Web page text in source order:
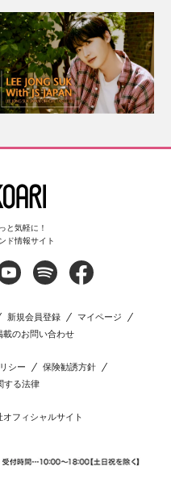
と気軽に！
ド情報サイト
新規会員登録
マイページ
載のお問い合わせ
シー
保険勧誘方針
する法律
オフィシャルサイト